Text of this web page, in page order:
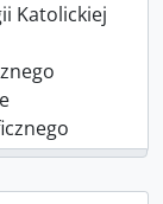
Katolickiej